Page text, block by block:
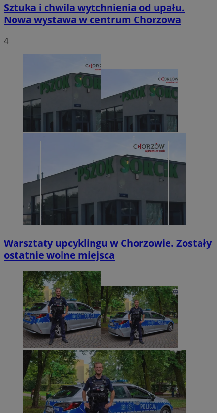
Sztuka i chwila wytchnienia od upału.
Nowa wystawa w centrum Chorzowa
4
Warsztaty upcyklingu w Chorzowie. Zostały
ostatnie wolne miejsca